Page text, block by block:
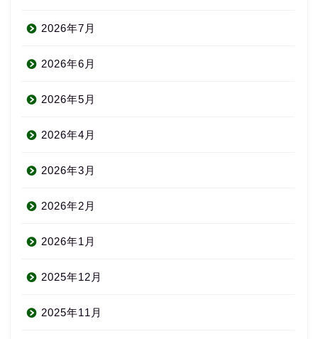
2026年7月
2026年6月
2026年5月
2026年4月
2026年3月
2026年2月
2026年1月
2025年12月
2025年11月